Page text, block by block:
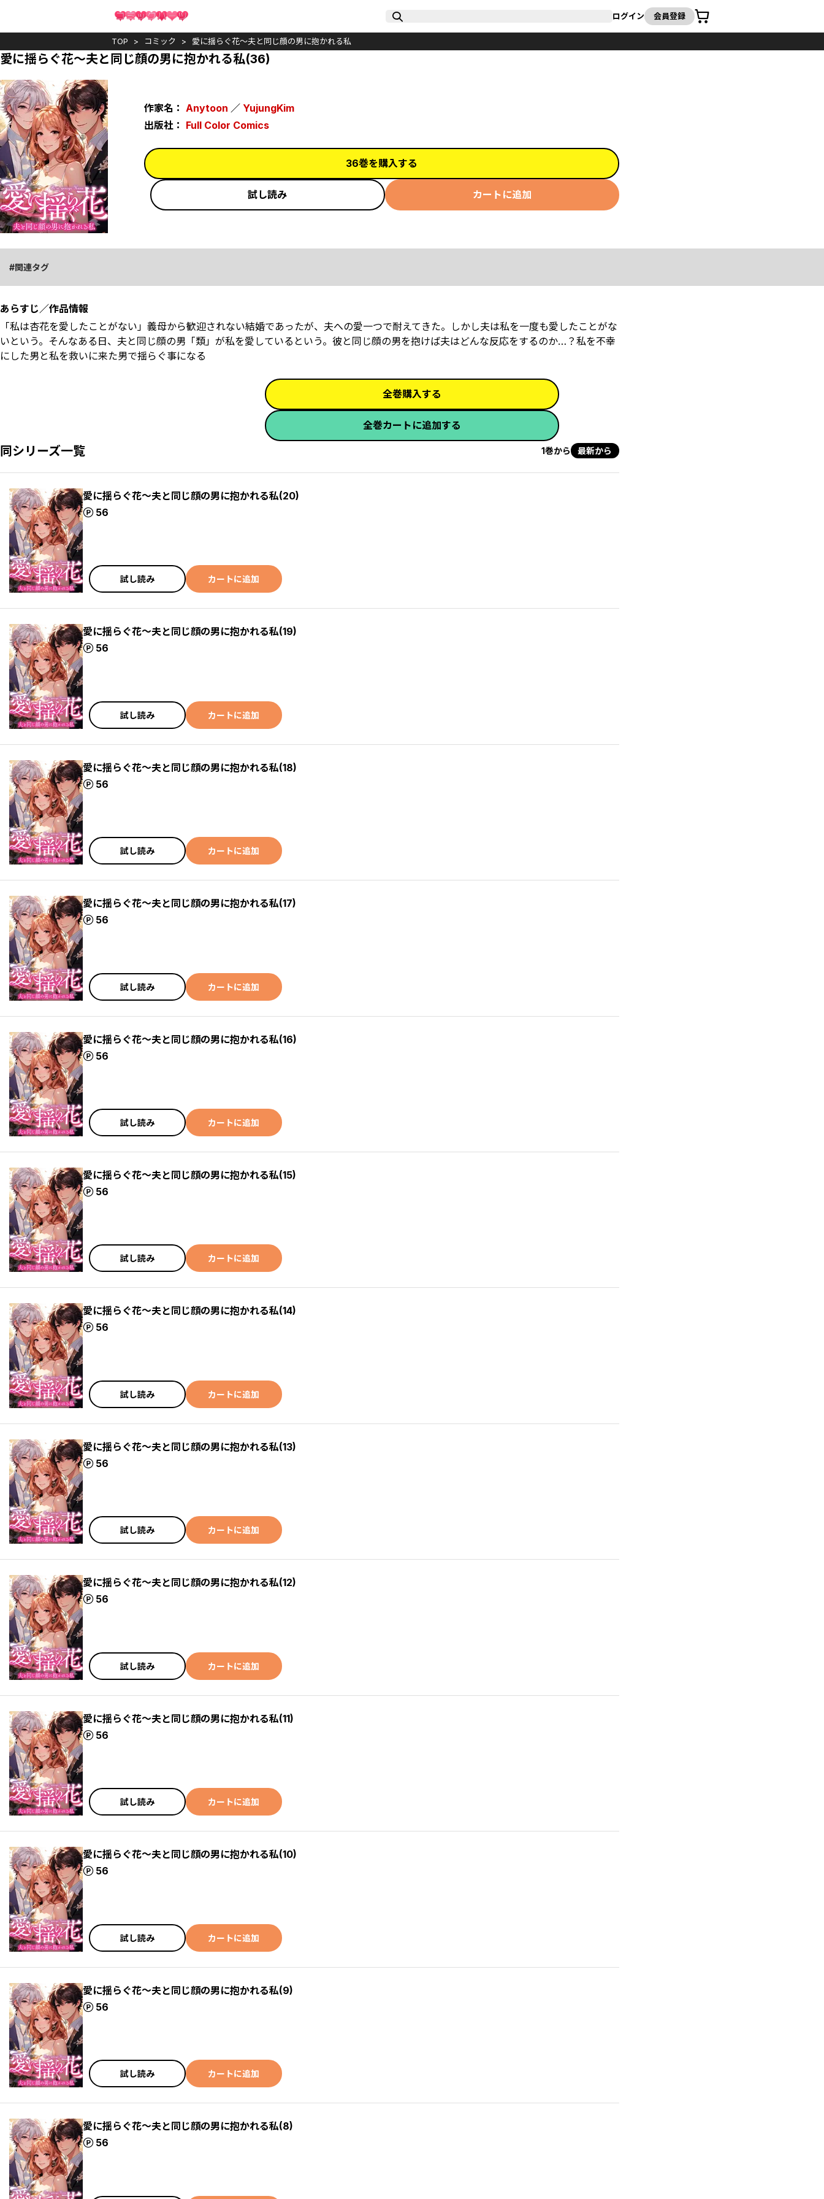
ログイン 会員登録
カート
TOP コミック 愛に揺らぐ花～夫と同じ顔の男に抱かれる私
愛に揺らぐ花～夫と同じ顔の男に抱かれる私(36)
作家名： Anytoon ／ YujungKim
出版社： Full Color Comics
36巻を購入する
試し読み カートに追加
関連タグ
あらすじ／作品情報
「私は杏花を愛したことがない」義母から歓迎されない結婚であったが、夫への愛一つで耐えてきた。しかし夫は私を一度も愛したことがな
いという。そんなある日、夫と同じ顔の男「類」が私を愛しているという。彼と同じ顔の男を抱けば夫はどんな反応をするのか…？私を不幸
にした男と私を救いに来た男で揺らぐ事になる
全巻購入する
全巻カートに追加する
同シリーズ一覧 1巻から 最新から
愛に揺らぐ花～夫と同じ顔の男に抱かれる私(20)
56
ポイント
試し読み カートに追加
愛に揺らぐ花～夫と同じ顔の男に抱かれる私(19)
56
ポイント
試し読み カートに追加
愛に揺らぐ花～夫と同じ顔の男に抱かれる私(18)
56
ポイント
試し読み カートに追加
愛に揺らぐ花～夫と同じ顔の男に抱かれる私(17)
56
ポイント
試し読み カートに追加
愛に揺らぐ花～夫と同じ顔の男に抱かれる私(16)
56
ポイント
試し読み カートに追加
愛に揺らぐ花～夫と同じ顔の男に抱かれる私(15)
56
ポイント
試し読み カートに追加
愛に揺らぐ花～夫と同じ顔の男に抱かれる私(14)
56
ポイント
試し読み カートに追加
愛に揺らぐ花～夫と同じ顔の男に抱かれる私(13)
56
ポイント
試し読み カートに追加
愛に揺らぐ花～夫と同じ顔の男に抱かれる私(12)
56
ポイント
試し読み カートに追加
愛に揺らぐ花～夫と同じ顔の男に抱かれる私(11)
56
ポイント
試し読み カートに追加
愛に揺らぐ花～夫と同じ顔の男に抱かれる私(10)
56
ポイント
試し読み カートに追加
愛に揺らぐ花～夫と同じ顔の男に抱かれる私(9)
56
ポイント
試し読み カートに追加
愛に揺らぐ花～夫と同じ顔の男に抱かれる私(8)
56
ポイント